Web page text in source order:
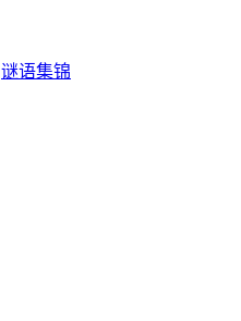
谜语集锦